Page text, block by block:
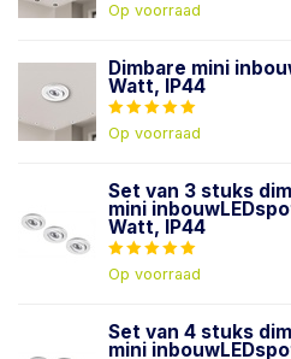
Op voorraad
Dimbare mini
Watt, IP44
Op voorraad
Set van 3 stuks
mini
Watt, IP44
Op voorraad
Set van 4 stuks
mini